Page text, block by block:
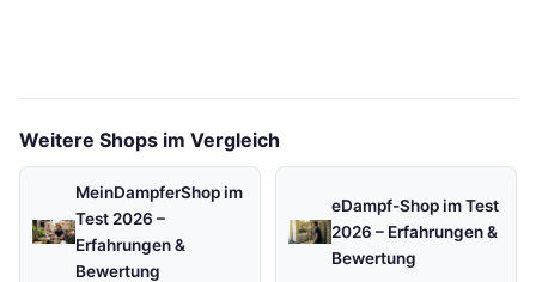
Weitere Shops im Vergleich
MeinDampferShop im
Test 2026 –
Erfahrungen &
Bewertung
eDampf-Shop im Test
2026 – Erfahrungen &
Bewertung